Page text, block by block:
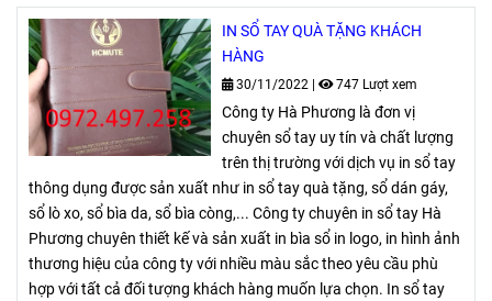
IN SỔ TAY QUÀ TẶNG KHÁCH
HÀNG
30/11/2022 | 747 Lượt xem
Công ty Hà Phương là đơn vị
chuyên sổ tay uy tín và chất lượng
trên thị trường với dịch vụ in sổ tay
thông dụng được sản xuất như in sổ tay quà tặng, sổ dán gáy,
sổ lò xo, sổ bìa da, sổ bìa còng,... Công ty chuyên in sổ tay Hà
Phương chuyên thiết kế và sản xuất in bìa sổ in logo, in hình ảnh
thương hiệu của công ty với nhiều màu sắc theo yêu cầu phù
hợp với tất cả đối tượng khách hàng muốn lựa chọn. In sổ tay